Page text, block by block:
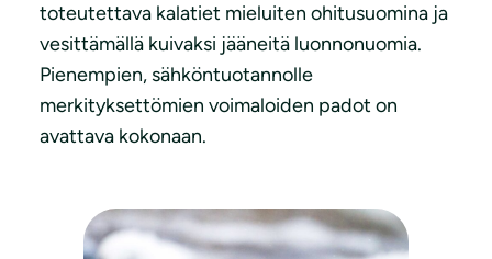
toteutettava kalatiet mieluiten ohitusuomina ja
vesittämällä kuivaksi jääneitä luonnonuomia.
Pienempien, sähköntuotannolle
merkityksettömien voimaloiden padot on
avattava kokonaan.